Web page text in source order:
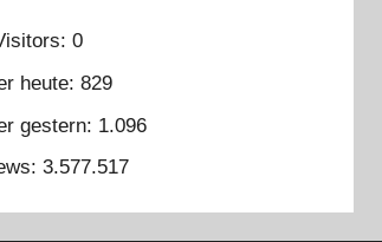
0
heute:829
gestern: 1.096
3.577.517